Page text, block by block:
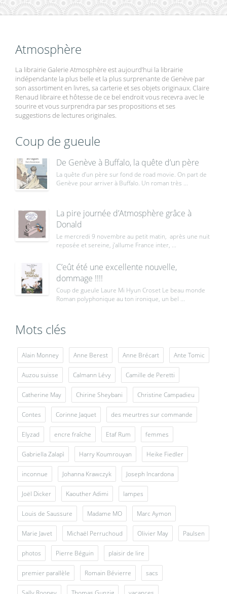
Atmosphère
La librairie Galerie Atmosphère est aujourd’hui la librairie
indépendante la plus belle et la plus surprenante de Genève par
son assortiment en livres, sa carterie et ses objets originaux. Claire
Renaud libraire et hôtesse de ce bel endroit vous recevra avec le
sourire et vous surprendra par ses propositions et ses
suggestions de lectures originales.
Coup de gueule
De Genève à Buffalo, la quête d’un père
La quête d’un père sur fond de road movie. On part de
Genève pour arriver à Buffalo. Un roman très ...
La pire journée d’Atmosphère grâce à
Donald
Le mercredi 9 novembre au petit matin, après une nuit
reposée et sereine, j’allume France inter, ...
C’eût été une excellente nouvelle,
dommage !!!!
Coup de gueule Laure Mi Hyun Croset Le beau monde
Roman polyphonique au ton ironique, un bel ...
Mots clés
Alain Monney Anne Berest Anne Brécart Ante Tomic
Auzou suisse Calmann Lévy Camille de Peretti
Catherine May Chirine Sheybani Christine Campadieu
Contes Corinne Jaquet des meurtres sur commande
Elyzad encre fraîche Etaf Rum femmes
Gabriella Zalapì Harry Koumrouyan Heike Fiedler
inconnue Johanna Krawczyk Joseph Incardona
Joël Dicker Kaouther Adimi lampes
Louis de Saussure Madame MO Marc Aymon
Marie Javet Michaël Perruchoud Olivier May Paulsen
photos Pierre Béguin plaisir de lire
premier parallèle Romain Bévierre sacs